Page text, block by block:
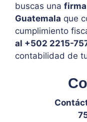
buscas una
Guatemala que
cumplimiento
al +502 2215-
contabilidad de